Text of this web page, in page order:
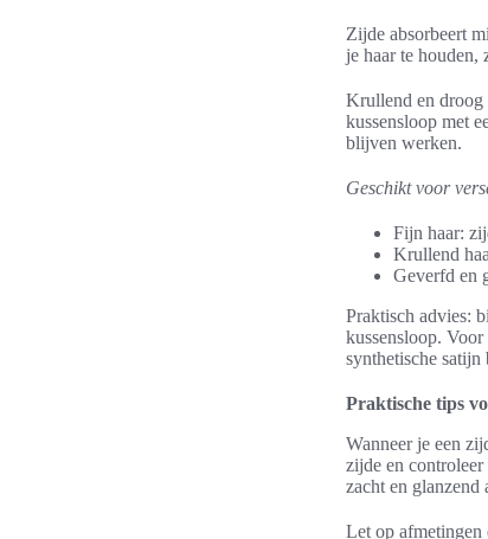
Zijde absorbeert
je haar te houden,
Krullend en droog
kussensloop met
blijven werken.
Geschikt voor
Fijn haar:
Krullend
Geverfd en
Praktisch advies:
kussensloop.
synthetische satijn
Praktische tips
Wanneer je een
zijde en
zacht en glanzend
Let op